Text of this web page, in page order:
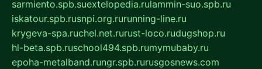
sarmiento.spb.suextelopedia.rulammin-suo.spb.ru
iskatour.spb.rusnpi.org.rurunning-line.ru
krygeva-spa.ruchel.net.rurust-loco.rudugshop.ru
hl-beta.spb.ruschool494.spb.rumymubaby.ru
epoha-metalband.rungr.spb.rurusgosnews.com